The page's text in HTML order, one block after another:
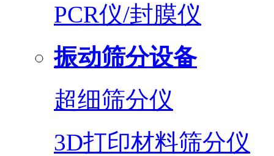
PCR仪/封膜仪
振动筛分设备
超细筛分仪
3D打印材料筛分仪